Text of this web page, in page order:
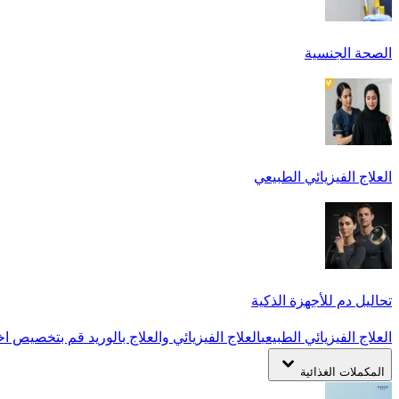
الصحة الجنسية
العلاج الفيزيائي الطبيعي
تحاليل دم للأجهزة الذكية
العلاج الفيزيائي الطبيعيالعلاج الفيزيائي والعلاج بالوريد قم بتخصيص
المكملات الغذائية